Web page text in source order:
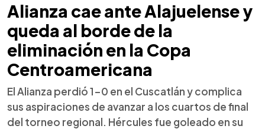
Alianza cae ante Alajuelense y
queda al borde de la
eliminación en la Copa
Centroamericana
El Alianza perdió 1-0 en el Cuscatlán y complica
sus aspiraciones de avanzar a los cuartos de final
del torneo regional. Hércules fue goleado en su